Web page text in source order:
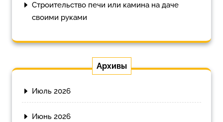
Строительство печи или камина на даче
своими руками
Архивы
Июль 2026
Июнь 2026